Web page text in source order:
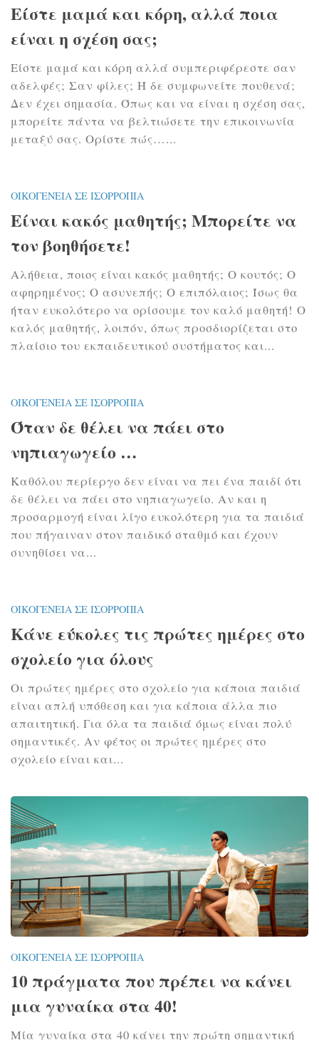
Είστε μαμά και κόρη, αλλά ποια
είναι η σχέση σας;
Είστε μαμά και κόρη αλλά συμπεριφέρεστε σαν
αδελφές; Σαν φίλες; Ή δε συμφωνείτε πουθενά;
Δεν έχει σημασία. Όπως και να είναι η σχέση σας,
μπορείτε πάντα να βελτιώσετε την επικοινωνία
μεταξύ σας. Ορίστε πώς…...
ΟΙΚΟΓΈΝΕΙΑ ΣΕ ΙΣΟΡΡΟΠΊΑ
Είναι κακός μαθητής; Μπορείτε να
τον βοηθήσετε!
Αλήθεια, ποιος είναι κακός μαθητής; Ο κουτός; Ο
αφηρημένος; Ο ασυνεπής; Ο επιπόλαιος; Ίσως θα
ήταν ευκολότερο να ορίσουμε τον καλό μαθητή! Ο
καλός μαθητής, λοιπόν, όπως προσδιορίζεται στο
πλαίσιο του εκπαιδευτικού συστήματος και...
ΟΙΚΟΓΈΝΕΙΑ ΣΕ ΙΣΟΡΡΟΠΊΑ
Όταν δε θέλει να πάει στο
νηπιαγωγείο …
Καθόλου περίεργο δεν είναι να πει ένα παιδί ότι
δε θέλει να πάει στο νηπιαγωγείο. Αν και η
προσαρμογή είναι λίγο ευκολότερη για τα παιδιά
που πήγαιναν στον παιδικό σταθμό και έχουν
συνηθίσει να...
ΟΙΚΟΓΈΝΕΙΑ ΣΕ ΙΣΟΡΡΟΠΊΑ
Κάνε εύκολες τις πρώτες ημέρες στο
σχολείο για όλους
Οι πρώτες ημέρες στο σχολείο για κάποια παιδιά
είναι απλή υπόθεση και για κάποια άλλα πιο
απαιτητική. Για όλα τα παιδιά όμως είναι πολύ
σημαντικές. Αν φέτος οι πρώτες ημέρες στο
σχολείο είναι και...
ΟΙΚΟΓΈΝΕΙΑ ΣΕ ΙΣΟΡΡΟΠΊΑ
10 πράγματα που πρέπει να κάνει
μια γυναίκα στα 40!
Μία γυναίκα στα 40 κάνει την πρώτη σημαντική